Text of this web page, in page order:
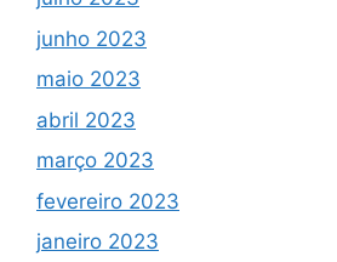
junho 2023
maio 2023
abril 2023
março 2023
fevereiro 2023
janeiro 2023